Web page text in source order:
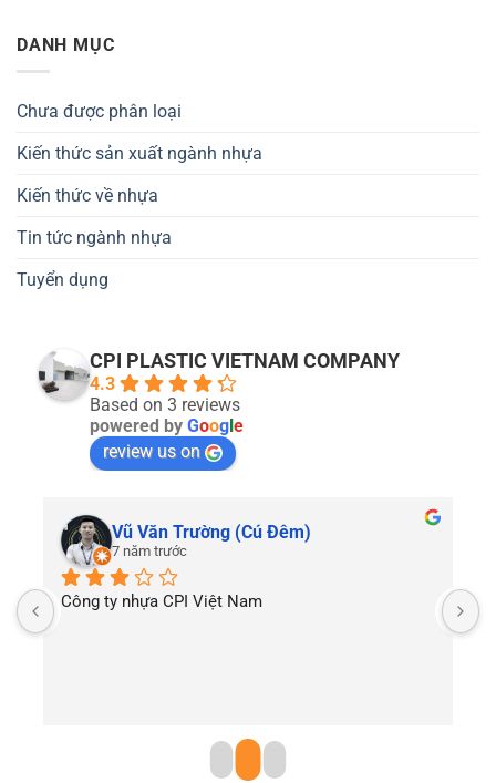
DANH MỤC
Chưa được phân loại
Kiến thức sản xuất ngành nhựa
Kiến thức về nhựa
Tin tức ngành nhựa
Tuyển dụng
CPI PLASTIC VIETNAM COMPANY
4.3
Based on 3 reviews
powered by Goog e
review us on
Vũ Văn Trường (Cú Đêm)
7 năm trước
Công ty nhựa CPI Việt Nam